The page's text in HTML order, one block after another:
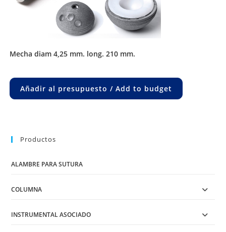
mecha diam 4,25 mm. long. 210 mm.
Añadir al presupuesto / Add to budget
Productos
ALAMBRE PARA SUTURA
COLUMNA
INSTRUMENTAL ASOCIADO